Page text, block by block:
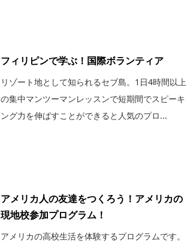
フィリピンで学ぶ！国際ボランティア
リゾート地として知られるセブ島。1日4時間以上
の集中マンツーマンレッスンで短期間でスピーキ
ング力を伸ばすことができると人気のプロ...
アメリカ人の友達をつくろう！アメリカの
現地校参加プログラム！
アメリカの高校生活を体験するプログラムです。